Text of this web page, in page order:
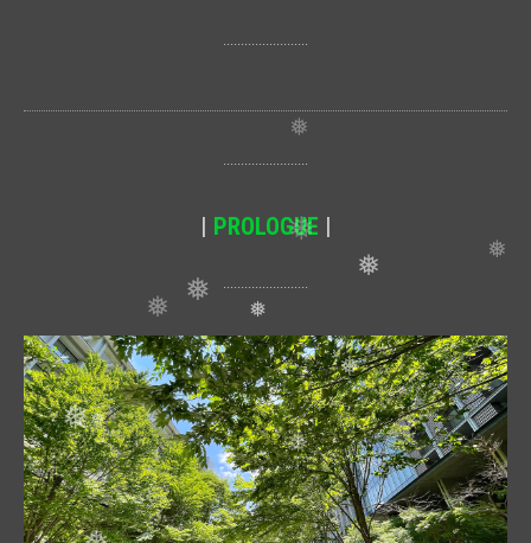
························
························
| PROLOGUE |
························